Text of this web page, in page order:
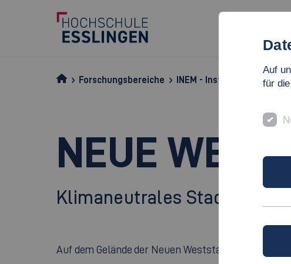
Forschungsbereiche INEM - Institut für
NEUE
Klimaneutrales
Auf dem Gelände der Neuen Weststadt in
Auf
für